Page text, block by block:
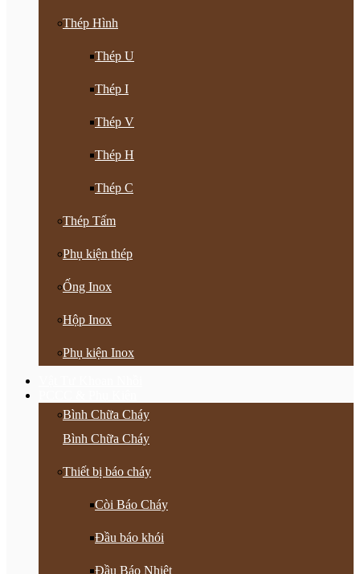
Thép Hình
Thép U
Thép I
Thép V
Thép H
Thép C
Thép Tấm
Phụ kiện thép
Ống Inox
Hộp Inox
Phụ kiện Inox
Bình Chữa Cháy
Bình Chữa Cháy
Thiết bị báo cháy
Còi Báo Cháy
Đầu báo khói
Đầu Báo Nhiệt